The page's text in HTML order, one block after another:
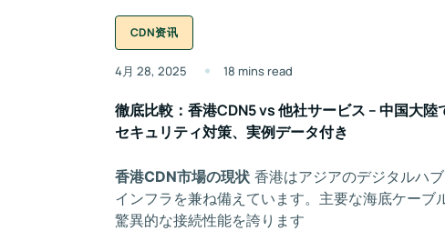
CDN资讯
4月 28, 2025 18 mins read
徹底比較：香港CDN5 vs 他社サービス – 中国大
セキュリティ対策、実例データ付き
香港CDN市場の現状 香港はアジアのデジタルハ
インフラを兼ね備えています。主要な海底ケー
驚異的な接続性能を誇ります